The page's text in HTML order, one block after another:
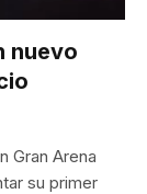
nuevo
Gran Arena
su primer